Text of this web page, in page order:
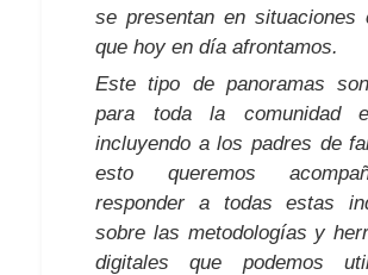
se presentan en situaciones
que hoy en día afrontamos.
Este tipo de panoramas
para toda la comunidad
incluyendo a los padres de
esto queremos
responder a todas estas
sobre las metodologías y
digitales que podemos